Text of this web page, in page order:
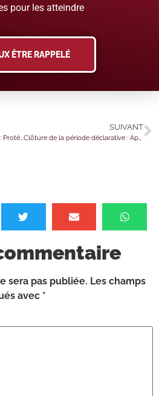
pour les atteindre
ÊTRE RAPPELÉ
SUIVANT
Clôture de la période déclarative : Apaisez vos inquiétudes, le service de correction sera disponible à partir du 2 août !
sera pas publiée. Les champs
avec *